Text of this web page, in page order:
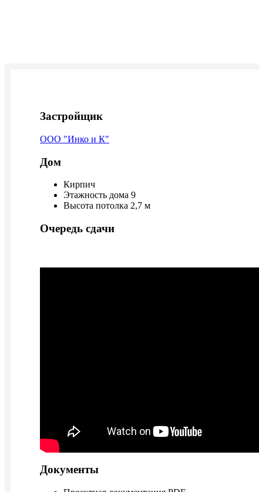
Застройщик
ООО "Инко и К"
Дом
Кирпич
Этажность дома 9
Высота потолка 2,7 м
Очередь сдачи
Документы